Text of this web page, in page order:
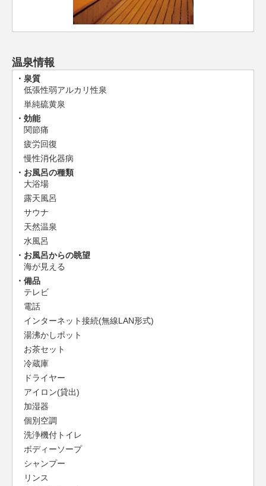
温泉情報
泉質
低張性弱アルカリ性泉
単純硫黄泉
効能
関節痛
疲労回復
慢性消化器病
お風呂の種類
大浴場
露天風呂
サウナ
天然温泉
水風呂
お風呂からの眺望
海が見える
備品
テレビ
電話
インターネット接続(無線LAN形式)
湯沸かしポット
お茶セット
冷蔵庫
ドライヤー
アイロン(貸出)
加湿器
個別空調
洗浄機付トイレ
ボディーソープ
シャンプー
リンス